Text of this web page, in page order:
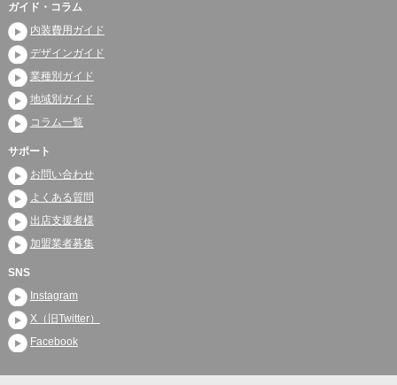
ガイド・コラム
内装費用ガイド
デザインガイド
業種別ガイド
地域別ガイド
コラム一覧
サポート
お問い合わせ
よくある質問
出店支援者様
加盟業者募集
SNS
Instagram
X（旧Twitter）
Facebook